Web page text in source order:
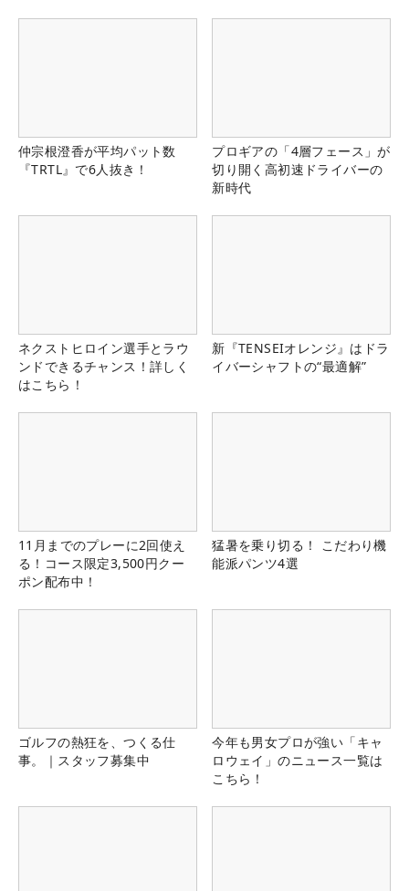
仲宗根澄香が平均パット数
『TRTL』で6人抜き！
プロギアの「4層フェース」が
切り開く高初速ドライバーの
新時代
ネクストヒロイン選手とラウ
ンドできるチャンス！詳しく
はこちら！
新『TENSEIオレンジ』はドラ
イバーシャフトの“最適解”
11月までのプレーに2回使え
る！コース限定3,500円クー
ポン配布中！
猛暑を乗り切る！ こだわり機
能派パンツ4選
ゴルフの熱狂を、つくる仕
事。｜スタッフ募集中
今年も男女プロが強い「キャ
ロウェイ」のニュース一覧は
こちら！